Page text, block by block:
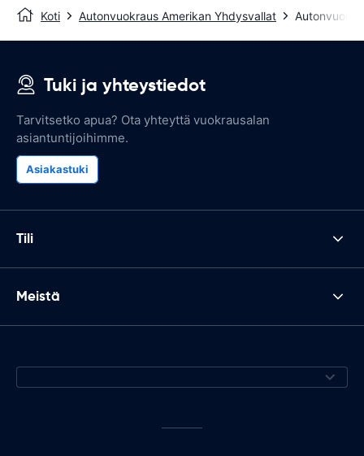
Koti Autonvuokraus Amerikan Yhdysvallat
Tuki ja yhteystiedot
Tarvitsetko apua? Ota yhteyttä vuokrausalan
asiantuntijoihimme.
Asiakastuki
Tili
Meistä